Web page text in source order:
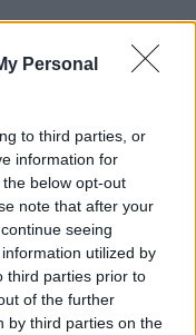
Personal
to third parties, or
information for
below opt-out
note that after your
seeing
utilized by
third parties prior to
of the further
by third parties on the
Galéria és
Márta
Galéria és Aukciósház